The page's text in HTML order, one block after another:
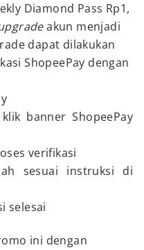
Diamond Pass Rp1,
akun menjadi
dapat dilakukan
ShopeePay dengan
banner ShopeePay
verifikasi
sesuai instruksi di
selesai
ini dengan